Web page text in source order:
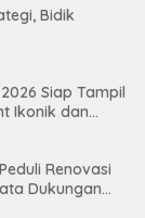
Bidik
Siap Tampil
Ikonik dan
Renovasi
Dukungan